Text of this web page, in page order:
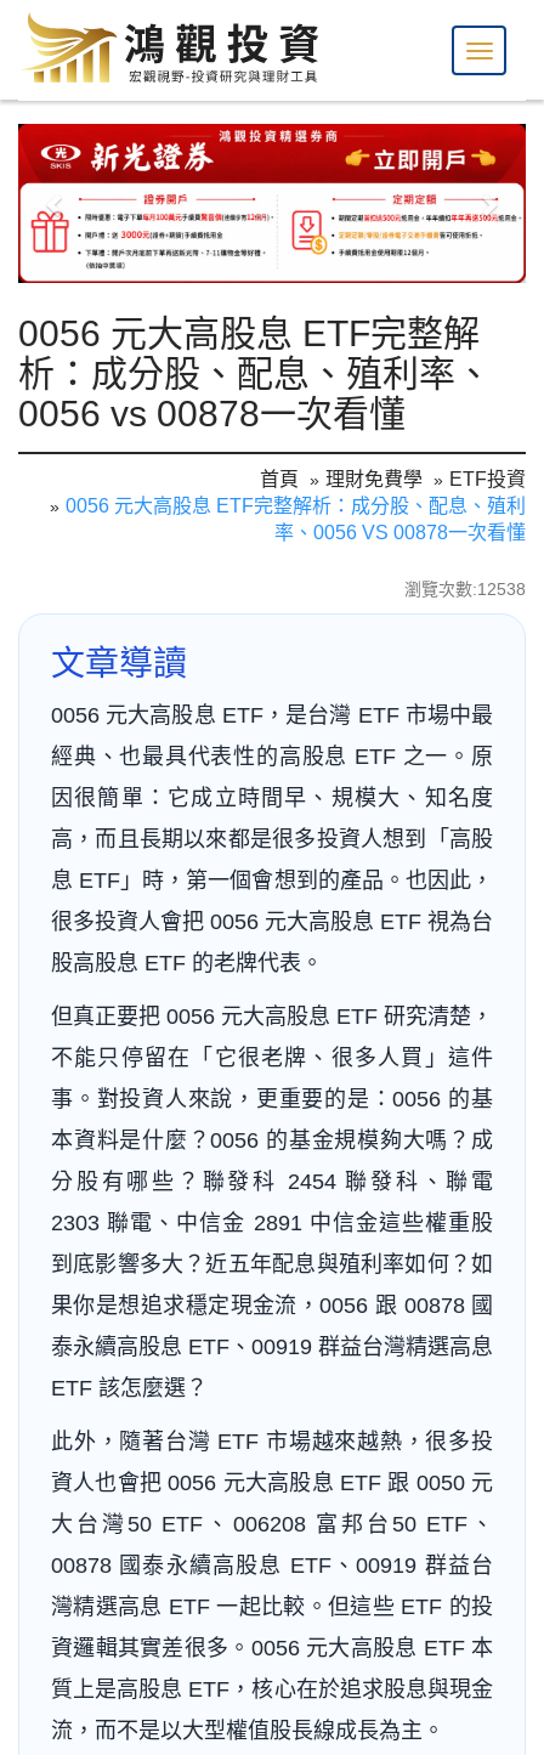
0056 元大高股息 ETF完整解
析：成分股、配息、殖利率、
0056 vs 00878一次看懂
首頁 理財免費學
ETF投資
0056 元大高股息 ETF完整解析：成分股、配息、殖利
率、0056 VS 00878一次看懂
瀏覽次數:12538
文章導讀
0056 元大高股息 ETF，是台灣 ETF 市場中最
經典、也最具代表性的高股息 ETF 之一。原
因很簡單：它成立時間早、規模大、知名度
高，而且長期以來都是很多投資人想到「高股
息 ETF」時，第一個會想到的產品。也因此，
很多投資人會把 0056 元大高股息 ETF 視為台
股高股息 ETF 的老牌代表。
但真正要把 0056 元大高股息 ETF 研究清楚，
不能只停留在「它很老牌、很多人買」這件
事。對投資人來說，更重要的是：0056 的基
本資料是什麼？0056 的基金規模夠大嗎？成
分股有哪些？聯發科 2454 聯發科、聯電
2303 聯電、中信金 2891 中信金這些權重股
到底影響多大？近五年配息與殖利率如何？如
果你是想追求穩定現金流，0056 跟 00878 國
泰永續高股息 ETF、00919 群益台灣精選高息
ETF 該怎麼選？
此外，隨著台灣 ETF 市場越來越熱，很多投
資人也會把 0056 元大高股息 ETF 跟 0050 元
大台灣50 ETF、006208 富邦台50 ETF、
00878 國泰永續高股息 ETF、00919 群益台
灣精選高息 ETF 一起比較。但這些 ETF 的投
資邏輯其實差很多。0056 元大高股息 ETF 本
質上是高股息 ETF，核心在於追求股息與現金
流，而不是以大型權值股長線成長為主。